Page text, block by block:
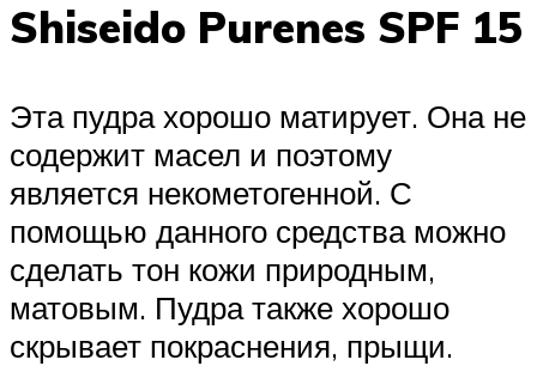
Shiseido Purenes SPF 15
Эта пудра хорошо матирует. Она не
содержит масел и поэтому
является некометогенной. С
помощью данного средства можно
сделать тон кожи природным,
матовым. Пудра также хорошо
скрывает покраснения, прыщи.